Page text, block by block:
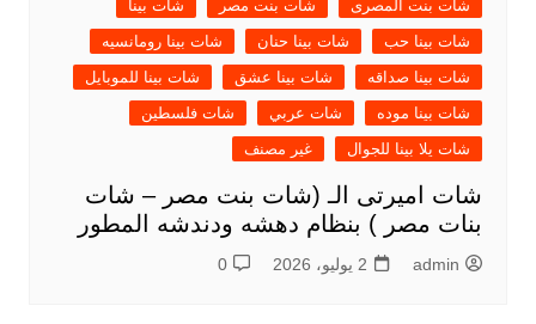
شات بنت المصرى
شات بنت مصر
شات بينا
شات بينا حب
شات بينا حنان
شات بينا رومانسيه
شات بينا صداقه
شات بينا عشق
شات بينا للموبايل
شات بينا موده
شات عربي
شات فلسطين
شات يلا بينا للجوال
غير مصنف
شات اميرتى الـ (شات بنت مصر – شات
بنات مصر ) بنظام دهشه ودندشه المطور
admin 2 يوليو، 2026 0